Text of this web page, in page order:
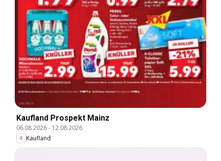
Kaufland Prospekt Mainz
06.08.2026- 12.08.2026
Kaufland